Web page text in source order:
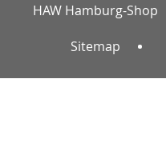
HAW Hamburg-Shop
Sitemap